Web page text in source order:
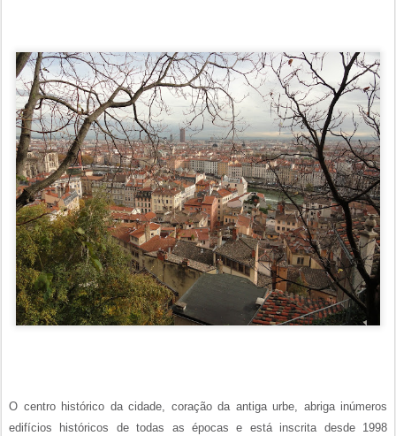
O centro histórico da cidade, coração da antiga urbe, abriga inúmeros
edifícios históricos de todas as épocas e está inscrita desde 1998